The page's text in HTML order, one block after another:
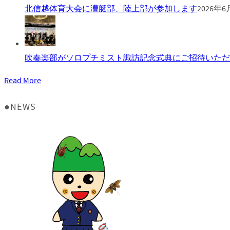
北信越体育大会に漕艇部、陸上部が参加します2026年6
吹奏楽部がソロプチミスト諏訪記念式典にご招待いた
Read More
●NEWS